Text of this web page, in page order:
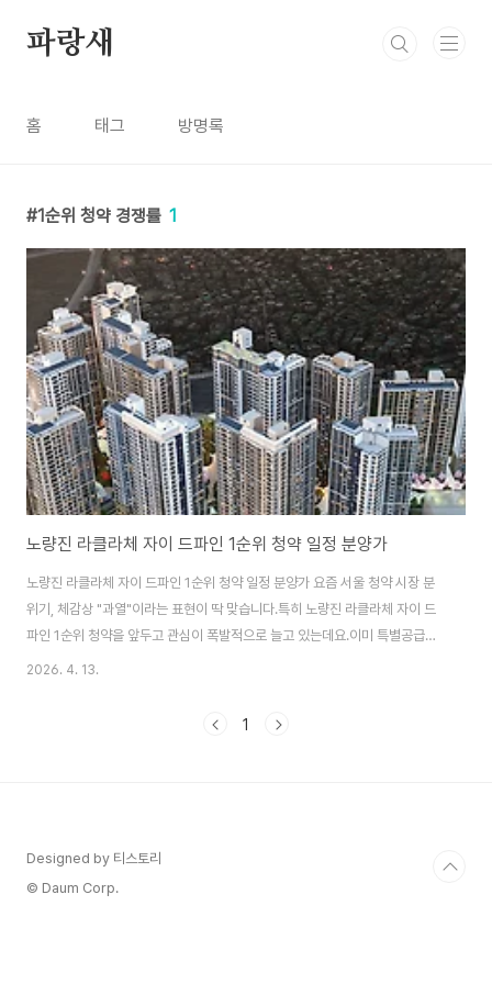
파랑새
홈 태그 방명록
1순위 청약 경쟁률 1
노량진 라클라체 자이 드파인 1순위 청약 일정 분양가
노량진 라클라체 자이 드파인 1순위 청약 일정 분양가 요즘 서울 청약 시장 분
위기, 체감상 "과열"이라는 표현이 딱 맞습니다.특히 노량진 라클라체 자이 드
파인 1순위 청약을 앞두고 관심이 폭발적으로 늘고 있는데요.이미 특별공급에
서 26.4대 1이라는 높은 경쟁률이 나오면서"이번에도 쉽지 않겠다"는 분위기
도 괜찮은 선택인지분양가부터 자격 조건, 당첨 전략까지 핵심만 낱낱이 정리
2026. 4. 13.
1
Designed by 티스토리
© Daum Corp.